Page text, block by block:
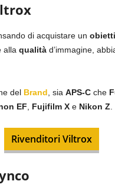
di acquistare un
alla qualità d’immagine,
del Brand , sia APS-C che
EF Fujifilm X e Nikon Z
Rivenditori Viltrox